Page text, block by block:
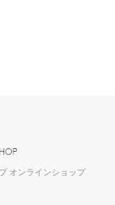
オンラインショップ